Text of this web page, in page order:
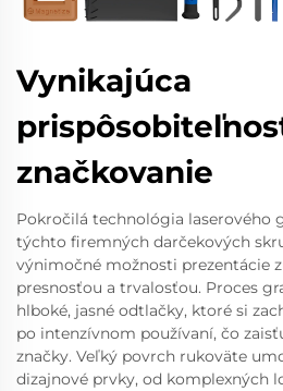
Vynikajúca
značkovanie
Pokročilá technológia laserového
týchto firemných darčekových
výnimočné možnosti prezentácie
presnosťou a trvalosťou. Proces
hlboké, jasné odtlačky, ktoré si
po intenzívnom používaní, čo
značky. Veľký povrch rukoväte
dizajnové prvky, od komplexných